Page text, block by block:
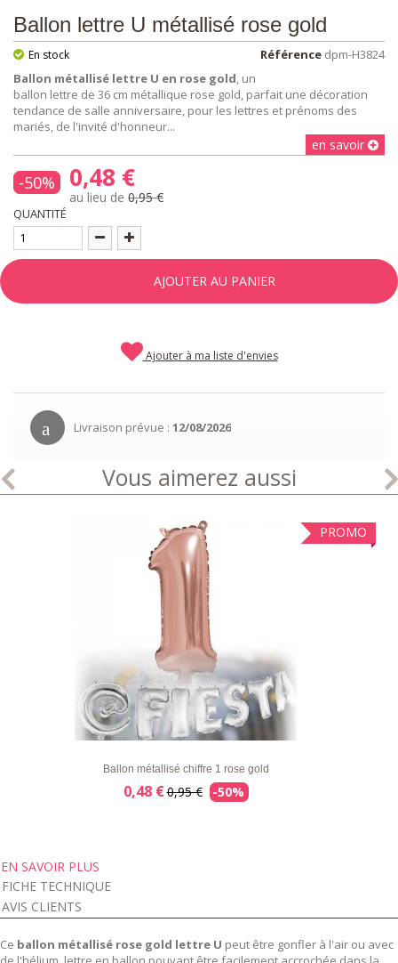
Ballon lettre U métallisé rose gold
Référence dpm-H3824
En stock
Ballon métallisé lettre U en rose gold , un
ballon lettre de 36 cm métallique rose gold, parfait une décoration
tendance de salle anniversaire, pour les lettres et prénoms des
mariés, de l'invité d'honneur...
en savoir
-50% 0,48 €
au lieu de 0,95 €
QUANTITÉ
AJOUTER AU PANIER
Ajouter à ma liste d'envies
Livraison prévue : 12/08/2026
Vous aimerez aussi
PROMO
APERÇU RAPIDE DÉTAILS
Ballon métallisé chiffre 1 rose gold
0,48 €0,95 € -50%
EN SAVOIR PLUS
FICHE TECHNIQUE
AVIS CLIENTS
Ce ballon métallisé rose gold lettre U peut être gonfler à l'air ou avec